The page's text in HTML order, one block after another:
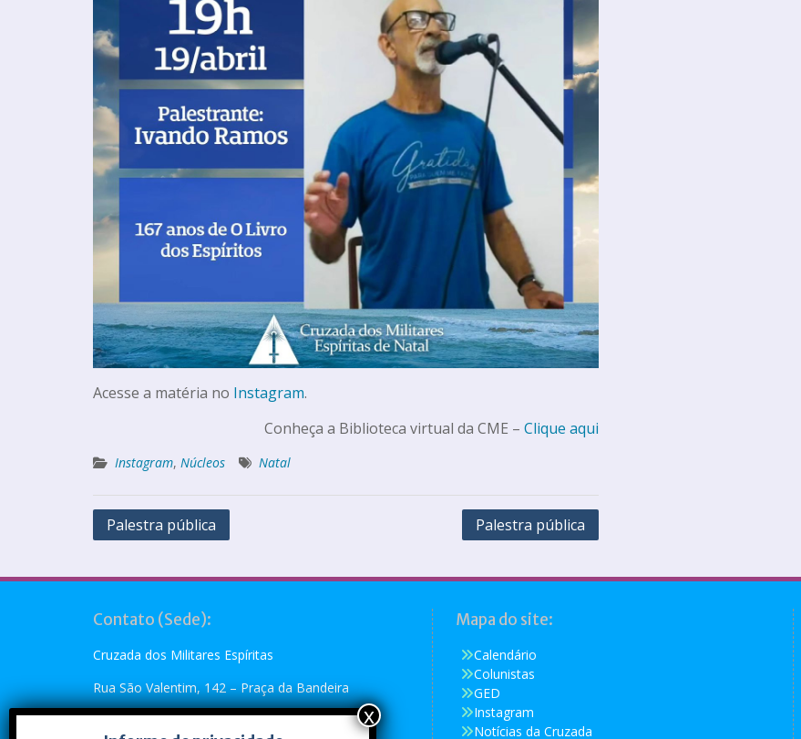
Acesse a matéria no Instagram.
Conheça a Biblioteca virtual da CME – Clique aqui
Instagram, Núcleos Natal
Palestra pública Palestra pública
Contato (Sede):
Cruzada dos Militares Espíritas
Rua São Valentim, 142 – Praça da Bandeira
Rio de Janeiro, RJ – CEP: 20.260-110
Mapa do site:
Calendário
Colunistas
GED
Instagram
Notícias da Cruzada